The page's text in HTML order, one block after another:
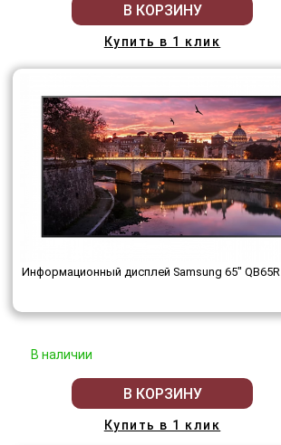
В КОРЗИНУ
Купить в 1 клик
Информационный дисплей Samsung 65" QB65R
В наличии
В КОРЗИНУ
Купить в 1 клик